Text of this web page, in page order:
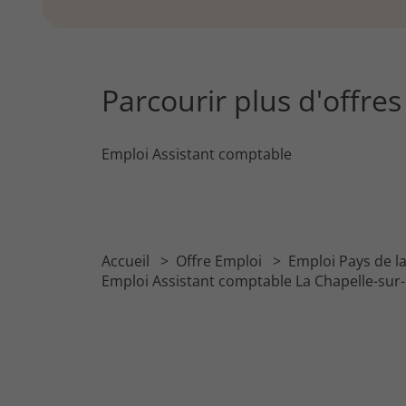
Parcourir plus
Emploi Assistant comptable
Accueil Offre Emploi Emploi Pays de
Emploi Assistant comptable La Chapelle-